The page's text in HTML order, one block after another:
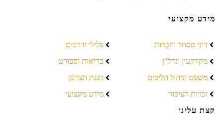
מידע מקצועי
דיני מסחר וחברות
מקרקעין ונדל"ן
משפט וניהול הליכים
זכויות הציבור
פלילי ודרכים
בריאות וספורט
הגנת הצרכן
מידע מקצועי
קצת עלינו